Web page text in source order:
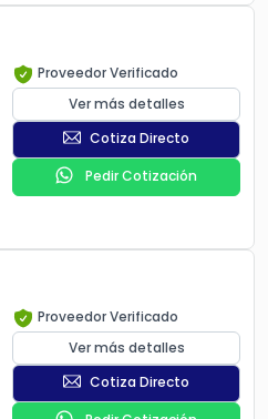
Proveedor Verificado
Ver más detalles
Cotiza Directo
Pedir Cotización
Proveedor Verificado
Ver más detalles
Cotiza Directo